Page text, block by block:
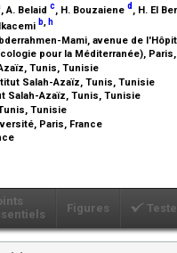
, A. Belaid c, H. Bouzaiene d , H. El
b h
Mami, avenue de
pour la Méditerranée),
Tunis, Tunisie
Salah-Azaïz, Tunis, Tunisie
Salah-Azaïz, Tunis, Tunisie
Tunisie
Paris, France
Figures